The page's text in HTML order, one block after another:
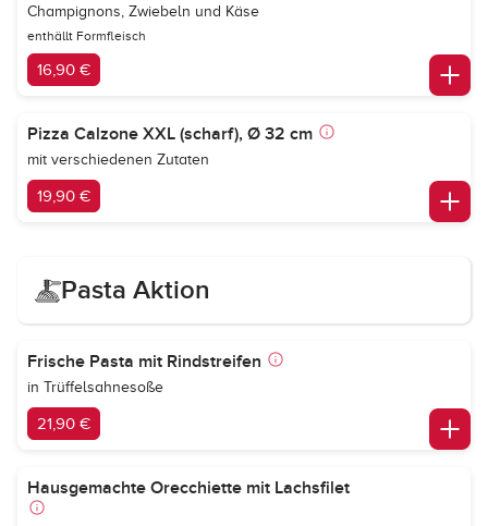
Champignons, Zwiebeln und Käse
enthällt Formfleisch
16,90 €
Pizza Calzone XXL (scharf), Ø 32 cm
mit verschiedenen Zutaten
19,90 €
Pasta Aktion
Frische Pasta mit Rindstreifen
in Trüffelsahnesoße
21,90 €
Hausgemachte Orecchiette mit Lachsfilet